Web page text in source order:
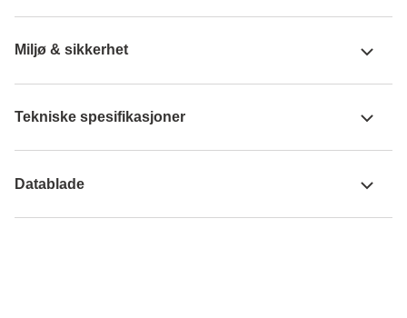
Miljø & sikkerhet
Tekniske spesifikasjoner
Datablade